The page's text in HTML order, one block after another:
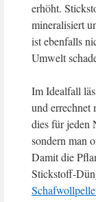
erhöht.
mineralisiert
ist ebenfalls
Umwelt
Im Idealfall
und errechnet
dies für jeden
sondern man
Damit die
Stickstoff-